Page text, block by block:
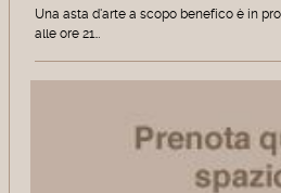
Una asta d'arte a scopo benefico è in
alle ore 21…